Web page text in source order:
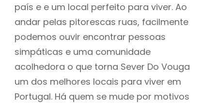
país e e um local perfeito para viver. Ao
andar pelas pitorescas ruas, facilmente
podemos ouvir encontrar pessoas
simpáticas e uma comunidade
acolhedora o que torna Sever Do Vouga
um dos melhores locais para viver em
Portugal. Há quem se mude por motivos